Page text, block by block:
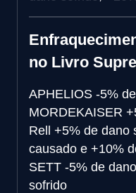
no Livro
APHELIOS -5%
MORDEKAISER
Rell
+5% de dano
causado e +10%
SETT -5% de
sofrido